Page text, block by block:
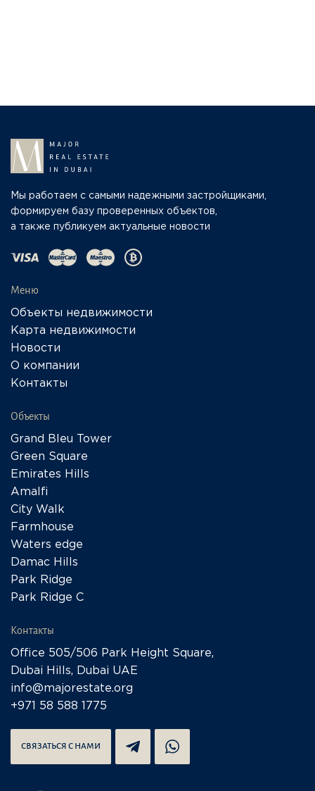
Мы работаем с самыми надежными застройщиками,
формируем базу проверенных объектов,
а также публикуем актуальные новости
Меню
Объекты недвижимости
Карта недвижимости
Новости
О компании
Контакты
Объекты
Grand Bleu Tower
Green Square
Emirates Hills
Amalfi
City Walk
Farmhouse
Waters edge
Damac Hills
Park Ridge
Park Ridge C
Контакты
Office 505/506 Park Height Square,
Dubai Hills, Dubai UAE
info@majorestate.org
+971 58 588 1775
СВЯЗАТЬСЯ С НАМИ